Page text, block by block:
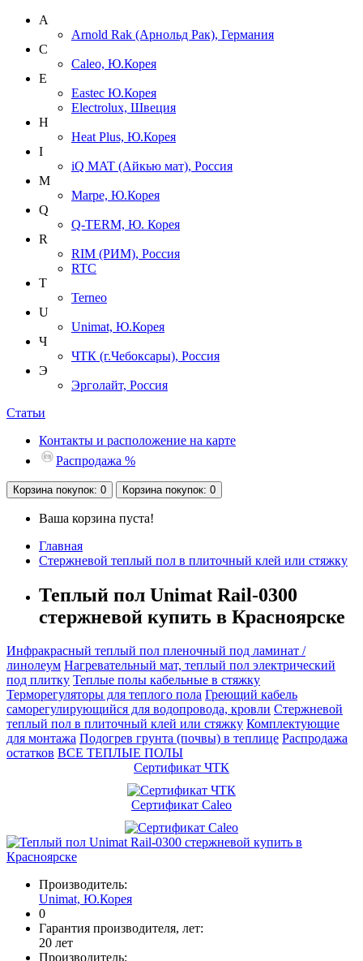
A
Arnold Rak (Арнольд Рак), Германия
C
Caleo, Ю.Корея
E
Eastec Ю.Корея
Electrolux, Швеция
H
Heat Plus, Ю.Корея
I
iQ MAT (Айкью мат), Россия
M
Marpe, Ю.Корея
Q
Q-TERM, Ю. Корея
R
RIM (РИМ), Россия
RTC
T
Terneo
U
Unimat, Ю.Корея
Ч
ЧТК (г.Чебоксары), Россия
Э
Эрголайт, Россия
Статьи
Контакты и расположение на карте
Распродажа %
Корзина покупок: 0 Корзина покупок: 0
Ваша корзина пуста!
Главная
Cтержневой теплый пол в плиточный клей или стяжку
Теплый пол Unimat Rail-0300
стержневой купить в Красноярске
Инфракрасный теплый пол пленочный под ламинат /
линолеум Нагревательный мат, теплый пол электрический
под плитку Теплые полы кабельные в стяжку
Терморегуляторы для теплого пола Греющий кабель
саморегулирующийся для водопровода, кровли Cтержневой
теплый пол в плиточный клей или стяжку Комплектующие
для монтажа Подогрев грунта (почвы) в теплице Распродажа
остатков ВСЕ ТЕПЛЫЕ ПОЛЫ
Сертификат ЧТК
Сертификат Caleo
Производитель:
Unimat, Ю.Корея
0
Гарантия производителя, лет:
20 лет
Производитель: